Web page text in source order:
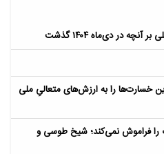
در دی‌ماه ۱۴۰۴ گذشت
خسارت‌ها را به ارزش‌های متعالیِ ملی
نجف ۲ فقیه بزرگ را فراموش نمی‌کند؛ شیخ طوسی و